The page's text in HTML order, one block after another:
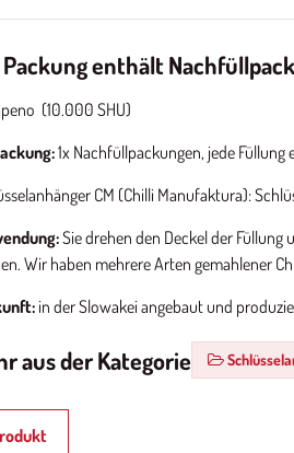
Packung enthält
(10.000 SHU)
1x Nachfüllpackungen, jede
CM (Chilli Manufaktura):
Sie drehen den Deckel der Füllung
Wir haben mehrere Arten gemahlener
in der Slowakei angebaut und
aus der Kategorie